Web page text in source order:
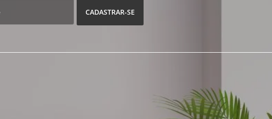
CADASTRAR-SE